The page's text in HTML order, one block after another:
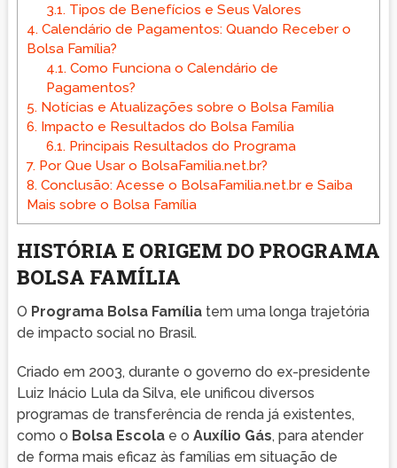
3.1. Tipos de Benefícios e Seus Valores
4.Calendário de Pagamentos: Quando Receber o
Bolsa Família?
4.1. Como Funciona o Calendário de
Pagamentos?
5.Notícias e Atualizações sobre o Bolsa Família
6.Impacto e Resultados do Bolsa Família
6.1. Principais Resultados do Programa
7.Por Que Usar o BolsaFamilia.net.br?
8.Conclusão: Acesse o BolsaFamilia.net.br e Saiba
Mais sobre o Bolsa Família
HISTÓRIA E ORIGEM DO PROGRAMA
BOLSA FAMÍLIA
O Programa Bolsa Famíliatem uma longa trajetória
de impacto social no Brasil.
Criado em 2003, durante o governo do ex-presidente
Luiz Inácio Lula da Silva, ele unificou diversos
programas de transferência de renda já existentes,
como o Bolsa Escolae o Auxílio Gás, para atender
de forma mais eficaz às famílias em situação de